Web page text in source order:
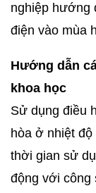
nghiệp hướng
điện vào mùa
Hướng dẫn
khoa học
Sử dụng điều
hòa ở nhiệt
thời gian sử
động với công